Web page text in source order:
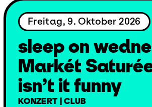
Freitag, 9. Oktober 2026
sleep on
Markét
isn’t it funny
KONZERT | CLUB